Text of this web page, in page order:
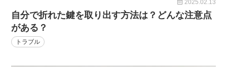
2025.02.13
自分で折れた鍵を取り出す方法は？どんな注意点
がある？
トラブル